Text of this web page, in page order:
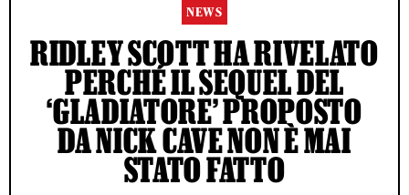
NEWS
RIDLEY SCOTT HA RIVELATO
PERCHÉ IL SEQUEL DEL
‘GLADIATORE’ PROPOSTO
DA NICK CAVE NON È MAI
STATO FATTO